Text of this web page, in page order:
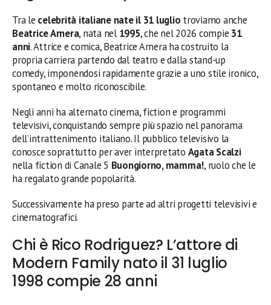
Tra le celebrità italiane nate il 31 luglio troviamo anche
Beatrice Arnera, nata nel 1995, che nel 2026 compie 31
anni. Attrice e comica, Beatrice Arnera ha costruito la
propria carriera partendo dal teatro e dalla stand-up
comedy, imponendosi rapidamente grazie a uno stile ironico,
spontaneo e molto riconoscibile.
Negli anni ha alternato cinema, fiction e programmi
televisivi, conquistando sempre più spazio nel panorama
dell’intrattenimento italiano. Il pubblico televisivo la
conosce soprattutto per aver interpretato Agata Scalzi
nella fiction di Canale 5 Buongiorno, mamma!, ruolo che le
ha regalato grande popolarità.
Successivamente ha preso parte ad altri progetti televisivi e
cinematografici.
Chi è Rico Rodriguez? L’attore di
Modern Family nato il 31 luglio
1998 compie 28 anni